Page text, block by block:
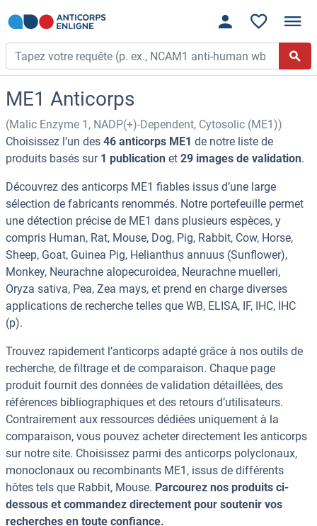
ME1 Anticorps
(Malic Enzyme 1, NADP(+)-Dependent, Cytosolic (ME1))
Choisissez l’un des 46 anticorps ME1 de notre liste de
produits basés sur 1 publication et 29 images de validation.
Découvrez des anticorps ME1 fiables issus d’une large
sélection de fabricants renommés. Notre portefeuille permet
une détection précise de ME1 dans plusieurs espèces, y
compris Human, Rat, Mouse, Dog, Pig, Rabbit, Cow, Horse,
Sheep, Goat, Guinea Pig, Helianthus annuus (Sunflower),
Monkey, Neurachne alopecuroidea, Neurachne muelleri,
Oryza sativa, Pea, Zea mays, et prend en charge diverses
applications de recherche telles que WB, ELISA, IF, IHC, IHC
(p).
Trouvez rapidement l’anticorps adapté grâce à nos outils de
recherche, de filtrage et de comparaison. Chaque page
produit fournit des données de validation détaillées, des
références bibliographiques et des retours d’utilisateurs.
Contrairement aux ressources dédiées uniquement à la
comparaison, vous pouvez acheter directement les anticorps
sur notre site. Choisissez parmi des anticorps polyclonaux,
monoclonaux ou recombinants ME1, issus de différents
hôtes tels que Rabbit, Mouse. Parcourez nos produits ci-
dessous et commandez directement pour soutenir vos
recherches en toute confiance.